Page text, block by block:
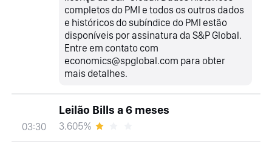
completos do PMI e todos os outros dados
e históricos do subíndice do PMI estão
disponíveis por assinatura da S&P Global.
Entre em contato com
economics@spglobal.com para obter
mais detalhes.
03:30
Leilão Bills a 6 meses
3.605%